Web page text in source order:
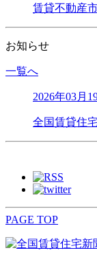
賃貸不動産
お知らせ
一覧へ
2026年03月
全国賃貸住
PAGE TOP